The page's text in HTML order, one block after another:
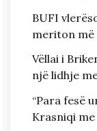
BUFI
meriton më
Vëllai i
një lidhje
“Para fesë
Krasniqi